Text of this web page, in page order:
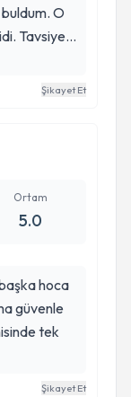
O
Tavsiye
sn'lık
İzmir'e
Yolum
saygılar..
Şikayet Et
Ortam
5.0
hoca
güvenle
tek
Şikayet Et